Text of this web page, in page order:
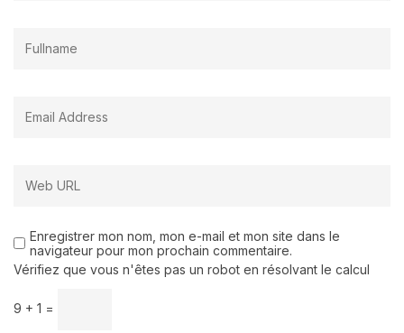
Enregistrer mon nom, mon e-mail et mon site dans le
navigateur pour mon prochain commentaire.
Vérifiez que vous n'êtes pas un robot en résolvant le calcul
9 + 1 =